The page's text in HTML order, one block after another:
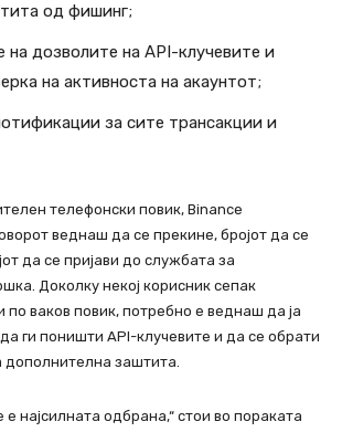
од фишинг;
на дозволите на API-клучевите и
на активноста на акаунтот;
за сите трансакции и
телефонски повик, Binance
веднаш да се прекине, бројот да се
да се пријави до службата за
Доколку некој корисник сепак
ваков повик, потребно е веднаш да ја
ги поништи API-клучевите и да се обрати
дополнителна заштита.
најсилната одбрана,“ стои во пораката